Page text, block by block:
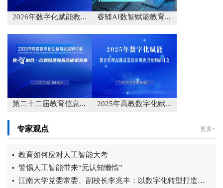
2026年数字化赋能教... 睿辅AI数智赋能教育...
第二十二届教育信息... 2025年高教数字化赋...
更多+
专家观点
教育如何应对人工智能大考
警惕人工智能带来“元认知懒惰”
江南大学党委常委、副校长李兆丰：以数字化转型打造智慧育人新生态